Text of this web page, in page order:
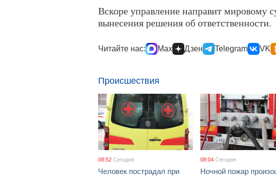
Вскоре управление направит мировому
вынесения решения об ответственности.
Читайте нас: Max Дзен Telegram VK
Происшествия
08:52 Сегодня
Человек пострадал при
08:04 Сегодня
Ночной пожар